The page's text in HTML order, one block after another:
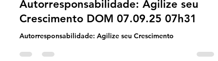
#JornadaÁgil EP1672
Autorresponsabilidade: Agilize seu
Crescimento DOM 07.09.25 07h31
Autorresponsabilidade: Agilize seu Crescimento